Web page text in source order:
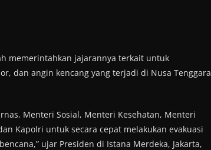
memerintahkan jajarannya terkait untuk
dan angin kencang yang terjadi di Nusa Tenggara
Menteri Sosial, Menteri Kesehatan, Menteri
Kapolri untuk secara cepat melakukan evakuasi
ujar Presiden di Istana Merdeka, Jakarta,